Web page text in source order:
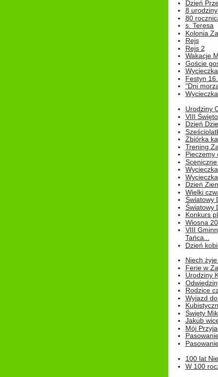
Dzień
8
80
s. Teresa
Kolonia
Rejs
Rejs 2
Wakacje
Goście
Festyn
"Dni
Urodziny
VIII
Dzień
Zbiórka
Trening
Pieczemy
Dzień
Wielki
Światowy
Światowy
Konkurs
Wiosna
VIII
Tańca...
Dzień
Niech
Ferie w
Urodziny
Rodzice
Wyjazd
Święty
Jakub
Mój
100 lat
W 100